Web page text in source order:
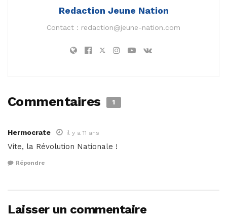
Redaction Jeune Nation
Contact : redaction@jeune-nation.com
Commentaires 1
Hermocrate il y a 11 ans
Vite, la Révolution Nationale !
Répondre
Laisser un commentaire